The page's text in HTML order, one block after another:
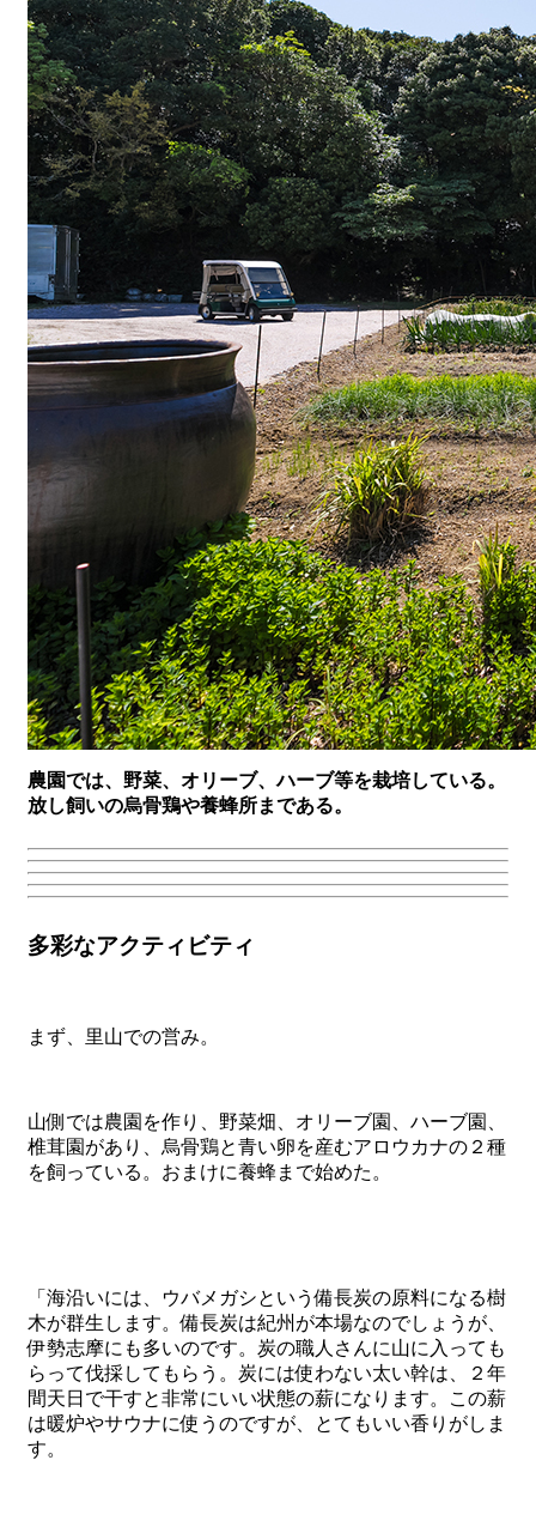
農園では、野菜、オリーブ、ハーブ等を栽培している。
放し飼いの烏骨鶏や養蜂所まである。
多彩なアクティビティ
まず、里山での営み。
山側では農園を作り、野菜畑、オリーブ園、ハーブ園、
椎茸園があり、烏骨鶏と青い卵を産むアロウカナの２種
を飼っている。おまけに養蜂まで始めた。
「海沿いには、ウバメガシという備長炭の原料になる樹
木が群生します。備長炭は紀州が本場なのでしょうが、
伊勢志摩にも多いのです。炭の職人さんに山に入っても
らって伐採してもらう。炭には使わない太い幹は、２年
間天日で干すと非常にいい状態の薪になります。この薪
は暖炉やサウナに使うのですが、とてもいい香りがしま
す。